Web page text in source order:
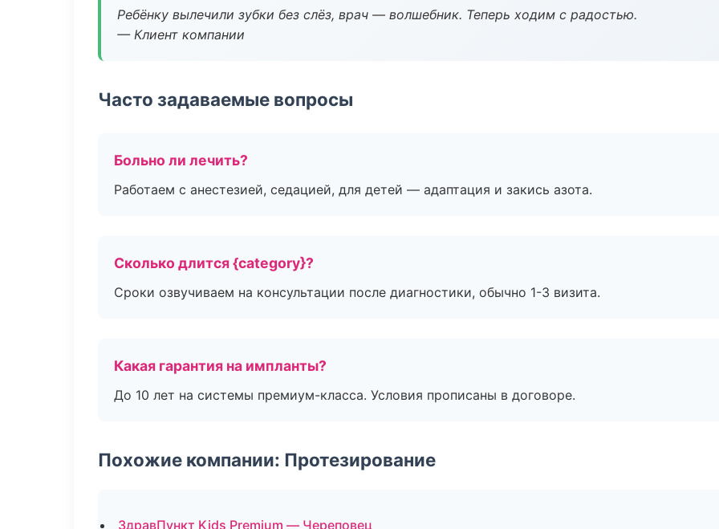
Ребёнку вылечили зубки без слёз, врач — волшебник. Теперь ходим с радостью.
— Клиент компании
Часто задаваемые вопросы
Больно ли лечить?
Работаем с анестезией, седацией, для детей — адаптация и закись азота.
Сколько длится {category}?
Сроки озвучиваем на консультации после диагностики, обычно 1-3 визита.
Какая гарантия на импланты?
До 10 лет на системы премиум-класса. Условия прописаны в договоре.
Похожие компании: Протезирование
ЗдравПункт Kids Premium — Череповец